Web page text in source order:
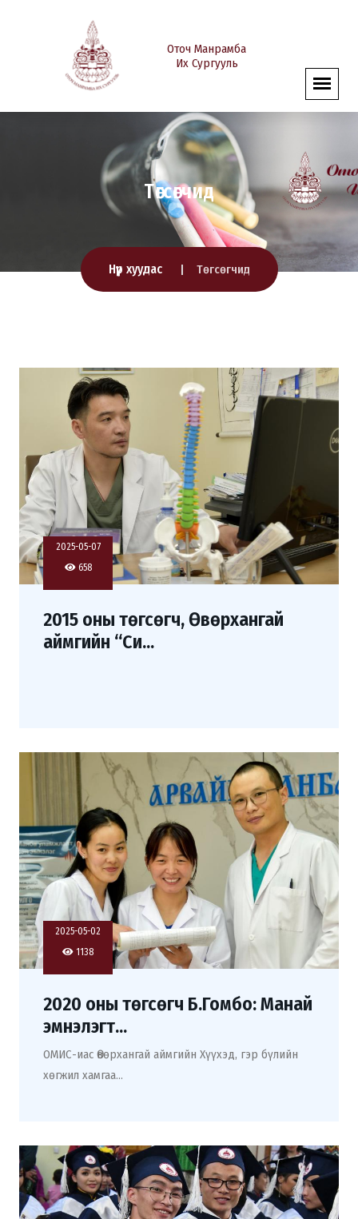
Оточ Манрамба
Их Сургууль
Төгсөгчид
Нүүр хуудас Төгсөгчид
2025-05-07
658
2015 оны төгсөгч, Өвөрхангай
аймгийн “Си...
2025-05-02
1138
2020 оны төгсөгч Б.Гомбо: Манай
эмнэлэгт...
ОМИС-иас Өвөрхангай аймгийн Хүүхэд, гэр бүлийн
хөгжил хамгаа...